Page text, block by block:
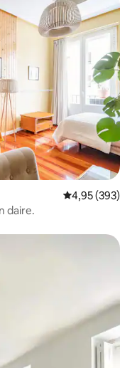
arasında
5 üzerinden
4,95 (393)
daire.
arasında